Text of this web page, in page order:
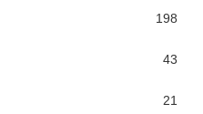
198
43
21